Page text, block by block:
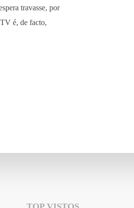
travasse, por
é, de facto,